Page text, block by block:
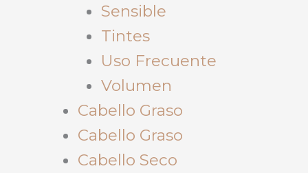
Sensible
Tintes
Uso Frecuente
Volumen
Cabello Graso
Cabello Graso
Cabello Seco